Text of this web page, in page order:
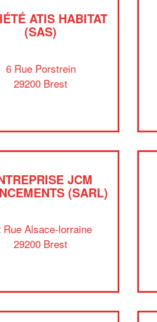
ATIS HABITAT
(SAS)
6 Rue Porstrein
29200 Brest
JCM
(SARL)
Rue Alsace-lorraine
29200 Brest